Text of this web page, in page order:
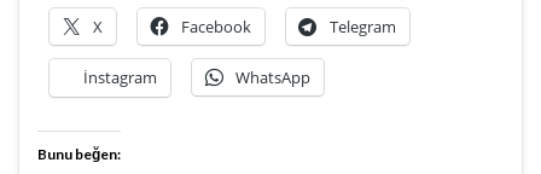
X Facebook Telegram
İnstagram WhatsApp
Bunu beğen: